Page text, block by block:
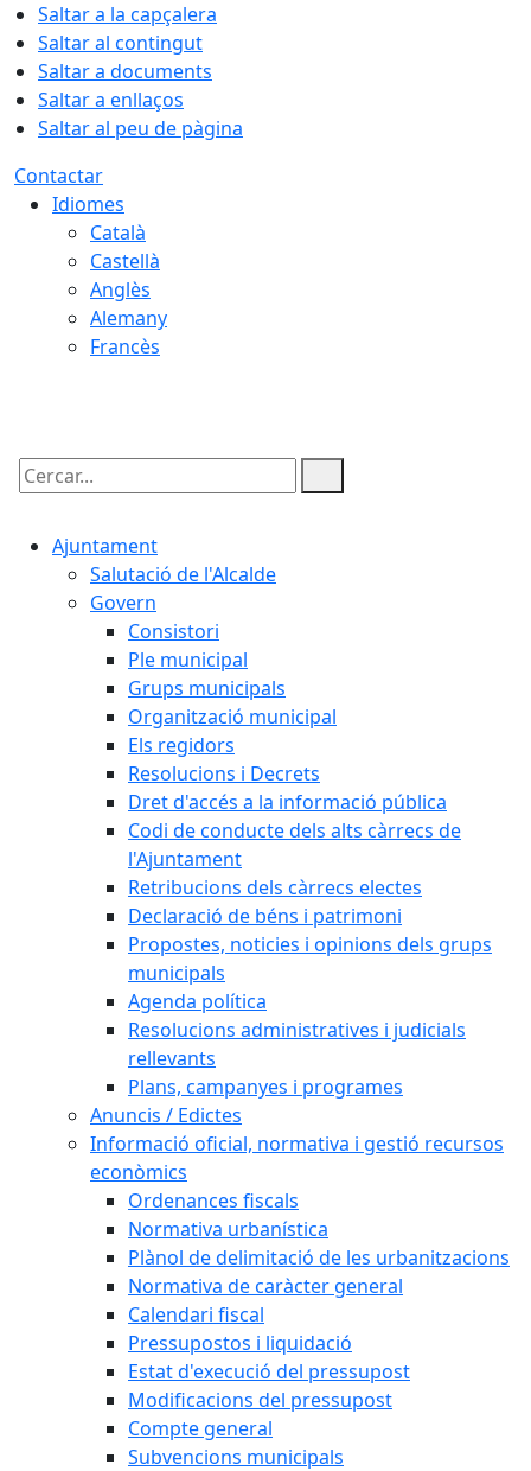
Saltar a la capçalera
Saltar al contingut
Saltar a documents
Saltar a enllaços
Saltar al peu de pàgina
Contactar
Idiomes
Català
Castellà
Anglès
Alemany
Francès
Cercar:
Ajuntament
Salutació de l'Alcalde
Govern
Consistori
Ple municipal
Grups municipals
Organització municipal
Els regidors
Resolucions i Decrets
Dret d'accés a la informació pública
Codi de conducte dels alts càrrecs de
l'Ajuntament
Retribucions dels càrrecs electes
Declaració de béns i patrimoni
Propostes, noticies i opinions dels grups
municipals
Agenda política
Resolucions administratives i judicials
rellevants
Plans, campanyes i programes
Anuncis / Edictes
Informació oficial, normativa i gestió recursos
econòmics
Ordenances fiscals
Normativa urbanística
Plànol de delimitació de les urbanitzacions
Normativa de caràcter general
Calendari fiscal
Pressupostos i liquidació
Estat d'execució del pressupost
Modificacions del pressupost
Compte general
Subvencions municipals